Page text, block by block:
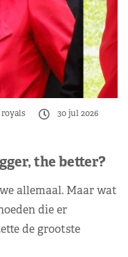
30 jul 2026
the better?
allemaal. Maar wat
die er
de grootste